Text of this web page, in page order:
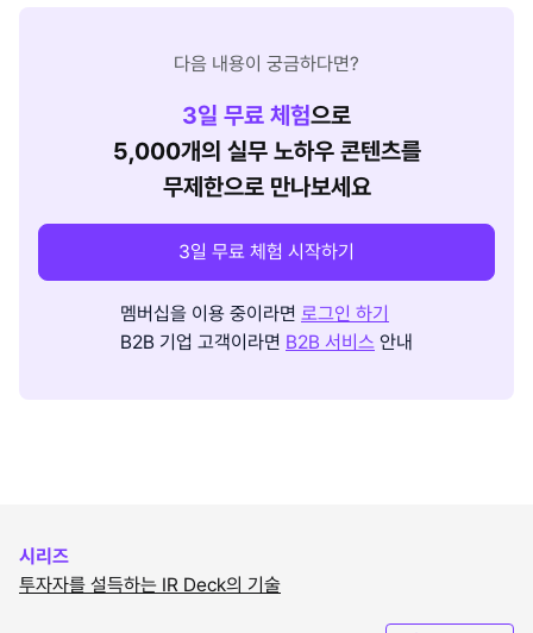
다음 내용이 궁금하다면?
3일 무료 체험으로
5,000개의 실무 노하우 콘텐츠를
무제한으로 만나보세요
3일 무료 체험 시작하기
멤버십을 이용 중이라면 로그인 하기
B2B 기업 고객이라면 B2B 서비스 안내
시리즈
투자자를 설득하는 IR Deck의 기술